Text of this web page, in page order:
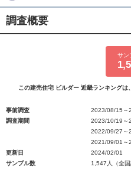
調査概要
サン
この建売住宅 ビルダー 近畿ランキングは
事前調査
2023/08/15～
調査期間
2023/10/19～
2022/09/27～
2021/09/01～
更新日
2024/02/01
サンプル数
1,547人（全